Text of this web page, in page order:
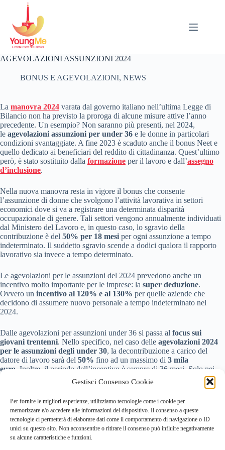
Gestisci Consenso Cookie
Per fornire le migliori esperienze, utilizziamo tecnologie come i cookie per
memorizzare e/o accedere alle informazioni del dispositivo. Il consenso a queste
tecnologie ci permetterà di elaborare dati come il comportamento di navigazione o ID
unici su questo sito. Non acconsentire o ritirare il consenso può influire negativamente
su alcune caratteristiche e funzioni.
contenuto
AGEVOLAZIONI ASSUNZIONI 2024
BONUS E AGEVOLAZIONI, NEWS
La manovra 2024 varata dal governo italiano nell’ultima Legge di
Bilancio non ha previsto la proroga di alcune misure attive l’anno
precedente. Un esempio? Non saranno più presenti, nel 2024,
le agevolazioni assunzioni per under 36 e le donne in particolari
condizioni svantaggiate. A fine 2023 è scaduto anche il bonus Neet e
quello dedicato ai beneficiari del reddito di cittadinanza. Quest’ultimo
però, è stato sostituito dalla formazione per il lavoro e dall’assegno
d’inclusione.
Nella nuova manovra resta in vigore il bonus che consente
l’assunzione di donne che svolgono l’attività lavorativa in settori
economici dove si va a registrare una determinata disparità
occupazionale di genere. Tali settori vengono annualmente individuati
dal Ministero del Lavoro e, in questo caso, lo sgravio della
contribuzione è del 50% per 18 mesi per ogni assunzione a tempo
indeterminato. Il suddetto sgravio scende a dodici qualora il rapporto
lavorativo sia invece a tempo determinato.
Le agevolazioni per le assunzioni del 2024 prevedono anche un
incentivo molto importante per le imprese: la super deduzione.
Ovvero un incentivo al 120% e al 130% per quelle aziende che
decidono di assumere nuovo personale a tempo indeterminato nel
2024.
Dalle agevolazioni per assunzioni under 36 si passa al focus sui
giovani trentenni. Nello specifico, nel caso delle agevolazioni 2024
per le assunzioni degli under 30, la decontribuzione a carico del
datore di lavoro sarà del 50% fino ad un massimo di 3 mila
euro. Inoltre, il periodo dell’incentivo è sempre di 36 mesi. Solo nei
non si può beneficiare di tale agevolazione:
contratto di apprendistato;
lavoro intermittente;
lavoro domestico;
nei casi di giovani assunti con la qualifica di dirigente.